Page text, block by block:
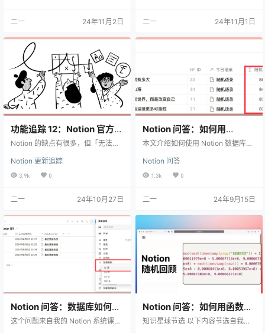
字段进行自动判断。阅读本文后，
Notion 数据库的管理效率。
二一 24年11月2日
例如： 但是在 Notion 更新了数据库
章），我们现在可以让数据库根据
在自动化的触发器中添加触发条
件，如下图…
二一 24年11月1日
功能追踪 12：Notion 官方离
线真的来了！2024 产品发布
Notion 的缺点有很多，但「无法离
无法全身心投入使用的一个原因，
但这种局面今后即将发生改变。 20
在线发布会，几乎所有的痛点都将
性，再一次让其他产品望尘莫及，
包括但不限于： 离线功能 数据库表
单功能 Layouts 功能（更自由的页
面布局构建器）…
Notion 更新追踪
3.9k 0
二一 24年10月27日
Notion 问答：如何用
Notion 数据库制作随机语录
本文介绍如何使用 Notion 数据库和
Notion 问答
1.3k 0
二一 24年9月15日
Notion 问答：数据库如何只
显示最近一条更新
这个问题来自我的 Notion 系统课程
Notion 问答：如何用函数实
现随机回顾
知识星球节选 以下内容节选自我的